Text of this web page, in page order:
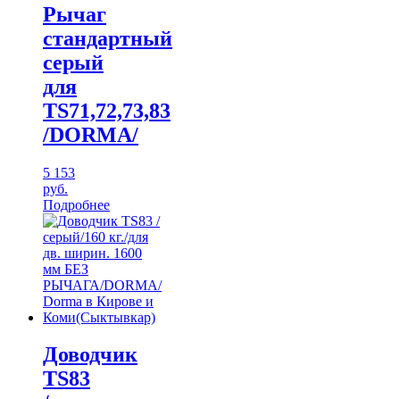
Рычаг
стандартный
серый
для
TS71,72,73,83
/DORMA/
5 153
руб.
Подробнее
Доводчик
TS83